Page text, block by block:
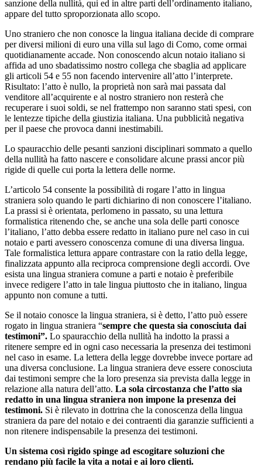
sanzione della nullità, qui ed in altre parti dell’ordinamento italiano,
appare del tutto sproporzionata allo scopo.
Uno straniero che non conosce la lingua italiana decide di comprare
per diversi milioni di euro una villa sul lago di Como, come ormai
quotidianamente accade. Non conoscendo alcun notaio italiano si
affida ad uno sbadatissimo nostro collega che sbaglia ad applicare
gli articoli 54 e 55 non facendo intervenire all’atto l’interprete.
Risultato: l’atto è nullo, la proprietà non sarà mai passata dal
venditore all’acquirente e al nostro straniero non resterà che
recuperare i suoi soldi, se nel frattempo non saranno stati spesi, con
le lentezze tipiche della giustizia italiana. Una pubblicità negativa
per il paese che provoca danni inestimabili.
Lo spauracchio delle pesanti sanzioni disciplinari sommato a quello
della nullità ha fatto nascere e consolidare alcune prassi ancor più
rigide di quelle cui porta la lettera delle norme.
L’articolo 54 consente la possibilità di rogare l’atto in lingua
straniera solo quando le parti dichiarino di non conoscere l’italiano.
La prassi si è orientata, perlomeno in passato, su una lettura
formalistica ritenendo che, se anche una sola delle parti conosce
l’italiano, l’atto debba essere redatto in italiano pure nel caso in cui
notaio e parti avessero conoscenza comune di una diversa lingua.
Tale formalistica lettura appare contrastare con la ratio della legge,
finalizzata appunto alla reciproca comprensione degli accordi. Ove
esista una lingua straniera comune a parti e notaio è preferibile
invece redigere l’atto in tale lingua piuttosto che in italiano, lingua
appunto non comune a tutti.
Se il notaio conosce la lingua straniera, si è detto, l’atto può essere
rogato in lingua straniera “sempre che questa sia conosciuta dai
testimoni”. Lo spauracchio della nullità ha indotto la prassi a
ritenere sempre ed in ogni caso necessaria la presenza dei testimoni
nel caso in esame. La lettera della legge dovrebbe invece portare ad
una diversa conclusione. La lingua straniera deve essere conosciuta
dai testimoni sempre che la loro presenza sia prevista dalla legge in
relazione alla natura dell’atto. La sola circostanza che l’atto sia
redatto in una lingua straniera non impone la presenza dei
testimoni. Si è rilevato in dottrina che la conoscenza della lingua
straniera da pare del notaio e dei contraenti dia garanzie sufficienti a
non ritenere indispensabile la presenza dei testimoni.
Un sistema così rigido spinge ad escogitare soluzioni che
rendano più facile la vita a notai e ai loro clienti.